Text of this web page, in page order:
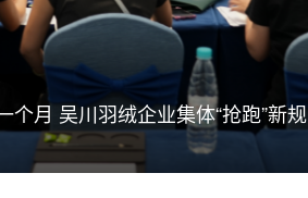
个月 吴川羽绒企业集体“抢跑”新规